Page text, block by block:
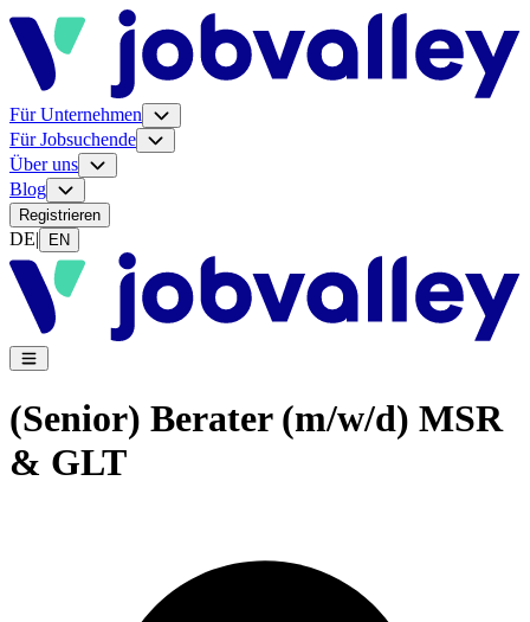
Für Unternehmen
Für Jobsuchende
Über uns
Blog
Registrieren
DE| EN
(Senior) Berater (m/w/d) MSR
& GLT